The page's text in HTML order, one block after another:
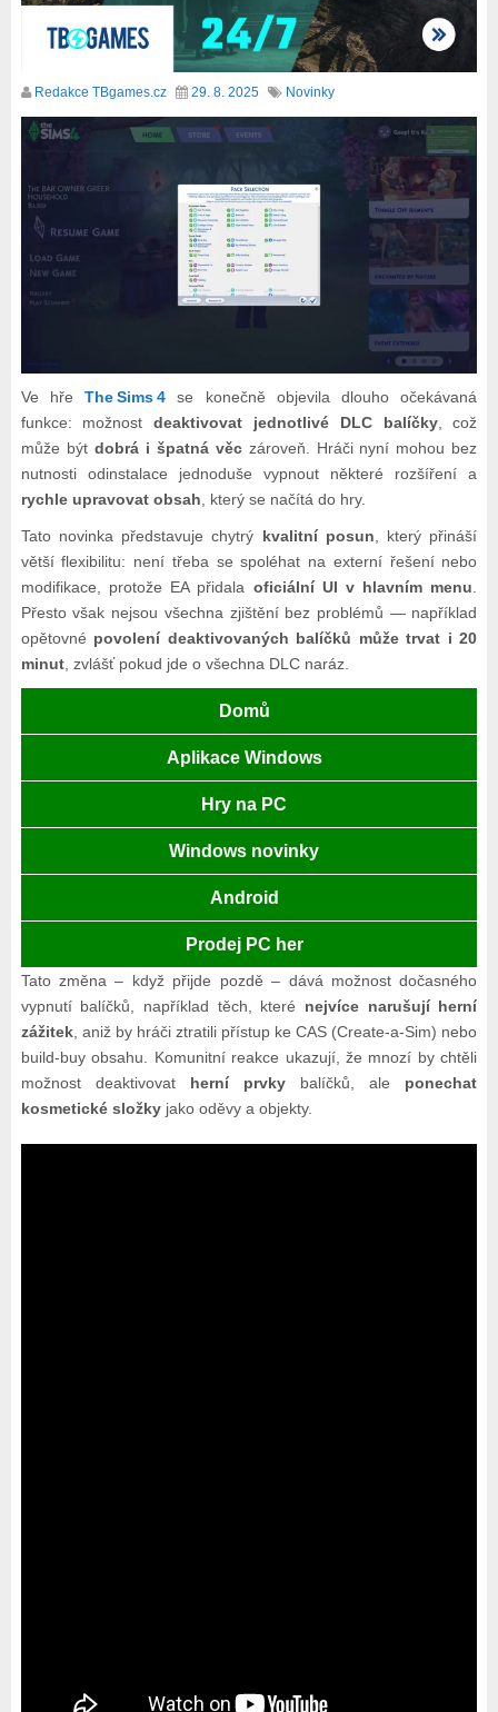
Redakce TBgames.cz 29. 8. 2025 Novinky
Ve hřeThe Sims 4 se konečně objevila dlouho očekávaná
funkce: možnostdeaktivovat jednotlivé DLC balíčky, což
může být dobrá i špatná věczároveň. Hráči nyní mohou bez
nutnosti odinstalace jednoduše vypnout některé rozšíření a
rychle upravovat obsah , který se načítá do hry.
Tato novinka představuje chytrý kvalitní posun , který přináší
větší flexibilitu: není třeba se spoléhat na externí řešení nebo
modifikace, protože EA přidala oficiální UI v hlavním menu
Přesto však nejsou všechna zjištění bez problémů — například
opětovné povolení deaktivovaných balíčků může trvat i 20
minut, zvlášť pokud jde o všechna DLC naráz.
Domů
Aplikace Windows
Hry na PC
Windows novinky
Android
Prodej PC her
Tato změna – když přijde pozdě – dává možnost dočasného
vypnutí balíčků, například těch, které nejvíce narušují herní
zážitek, aniž by hráči ztratili přístup ke CAS (Create‑a‑Sim) nebo
build‑buy obsahu. Komunitní reakce ukazují, že mnozí by chtěli
možnost deaktivovat herní prvky balíčků, ale ponechat
kosmetické složkyjako oděvy a objekty.